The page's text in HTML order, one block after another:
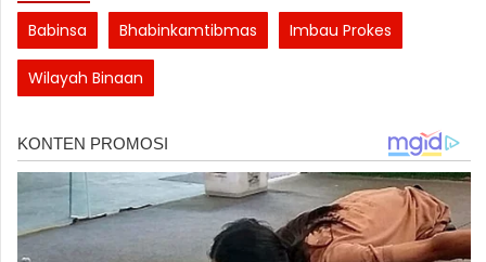
Babinsa Bhabinkamtibmas Imbau Prokes
Wilayah Binaan